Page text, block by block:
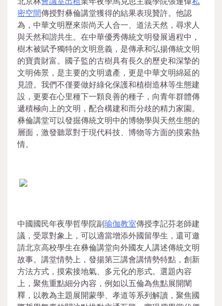
密空間傳授對彝倫講堂獲得的結果表現贊許。他認
為，中華文明歷來崇尚天人合一、道法天然，尋求人
與天然和諧共生。在中華優秀傳統文明發展過程中，
樹木被賦予獨特的文明意義，是傳承和弘揚傳統文明
的寶貴財富。國子監的古樹具有長久的歷史和深摯的
文明佈景，是主要的文明遺產，更是中華文明綿延的
見證。我們不僅要做好綠化保護和植樹造林等生態建
設，更要在心里種下一顆良善的種子，向青年群體傳
遞積極向上的文明，配合構建和而分歧的精力家園。
彝倫講堂可以發掘傳統文明中的博物學與天然生態的
層面，激發聽眾對于現代科技、博物等方面的摸索熱
情。
中國國民年夜學哲學院副瑜伽教室傳授李記芬老師建
議，受眾對象上，可以適當增添外國留學生，還可邀
請北京高校學生在彝倫講堂向外國友人講述傳統文明
故事。講堂情勢上，發揚第三講會講情勢特點，創新
方法方式，摸索接地氣、多元化的形式。選題內容
上，聚焦重點細分內容，例如以五倫為焦點展開闡
釋，以教為主題展開蒙學、孝道等系列解讀，聚焦國